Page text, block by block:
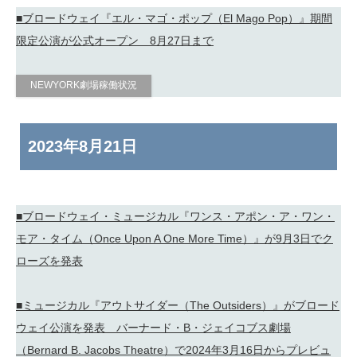
■ブロードウェイ『エル・マゴ・ポップ（El Mago Pop）』期間
限定公演が公式オープン 8月27日まで
NEWYORK劇場稼働状況
2023年8月21日
■ブロードウェイ・ミュージカル『ワンス・アポン・ア・ワン・
モア・タイム（Once Upon A One More Time）』が9月3日でク
ローズを発表
■ミュージカル『アウトサイダー（The Outsiders）』がブロード
ウェイ公演を発表 バーナード・B・ジェイコブス劇場
（Bernard B. Jacobs Theatre）で2024年3月16日からプレビュ